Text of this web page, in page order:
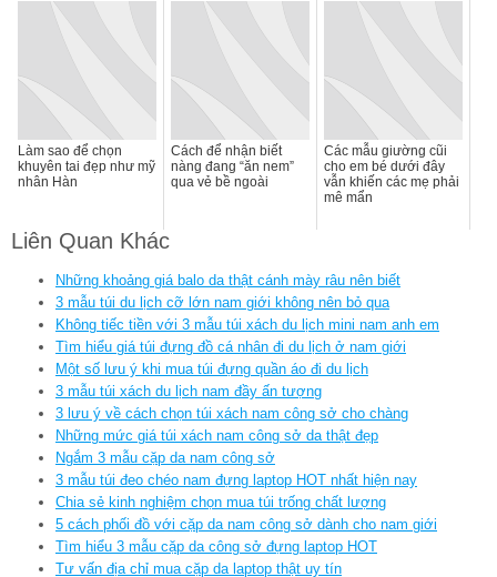
Làm sao để chọn
khuyên tai đẹp như mỹ
nhân Hàn
Cách để nhận biết
nàng đang “ăn nem”
qua vẻ bề ngoài
Các mẫu giường cũi
cho em bé dưới đây
vẫn khiến các mẹ phải
mê mẩn
Liên Quan Khác
Những khoảng giá balo da thật cánh mày râu nên biết
3 mẫu túi du lịch cỡ lớn nam giới không nên bỏ qua
Không tiếc tiền với 3 mẫu túi xách du lịch mini nam anh em
Tìm hiểu giá túi đựng đồ cá nhân đi du lịch ở nam giới
Một số lưu ý khi mua túi đựng quần áo đi du lịch
3 mẫu túi xách du lịch nam đầy ấn tượng
3 lưu ý về cách chọn túi xách nam công sở cho chàng
Những mức giá túi xách nam công sở da thật đẹp
Ngắm 3 mẫu cặp da nam công sở
3 mẫu túi đeo chéo nam đựng laptop HOT nhất hiện nay
Chia sẻ kinh nghiệm chọn mua túi trống chất lượng
5 cách phối đồ với cặp da nam công sở dành cho nam giới
Tìm hiểu 3 mẫu cặp da công sở đựng laptop HOT
Tư vấn địa chỉ mua cặp da laptop thật uy tín